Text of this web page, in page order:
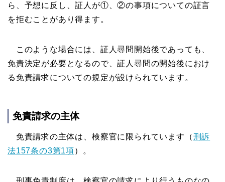
ら、予想に反し、証人が①、②の事項についての証言
を拒むことがあり得ます。
このような場合には、証人尋問開始後であっても、
免責決定が必要となるので、証人尋問の開始後におけ
る免責請求についての規定が設けられています。
免責請求の主体
免責請求の主体は、検察官に限られています（刑訴
法157条の3第1項）。